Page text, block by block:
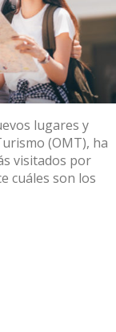
lugares y
(OMT), ha
visitados por
cuáles son los